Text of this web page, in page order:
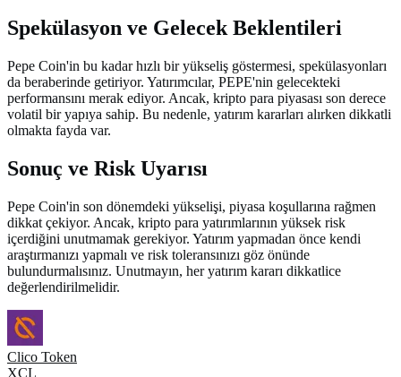
Spekülasyon ve Gelecek Beklentileri
Pepe Coin'in bu kadar hızlı bir yükseliş göstermesi, spekülasyonları
da beraberinde getiriyor. Yatırımcılar, PEPE'nin gelecekteki
performansını merak ediyor. Ancak, kripto para piyasası son derece
volatil bir yapıya sahip. Bu nedenle, yatırım kararları alırken dikkatli
olmakta fayda var.
Sonuç ve Risk Uyarısı
Pepe Coin'in son dönemdeki yükselişi, piyasa koşullarına rağmen
dikkat çekiyor. Ancak, kripto para yatırımlarının yüksek risk
içerdiğini unutmamak gerekiyor. Yatırım yapmadan önce kendi
araştırmanızı yapmalı ve risk toleransınızı göz önünde
bulundurmalısınız. Unutmayın, her yatırım kararı dikkatlice
değerlendirilmelidir.
Clico Token
XCL